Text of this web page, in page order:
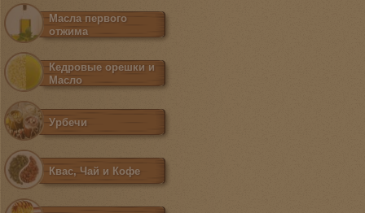
Масла первого
отжима
Кедровые орешки и
Масло
Урбечи
Квас, Чай и Кофе